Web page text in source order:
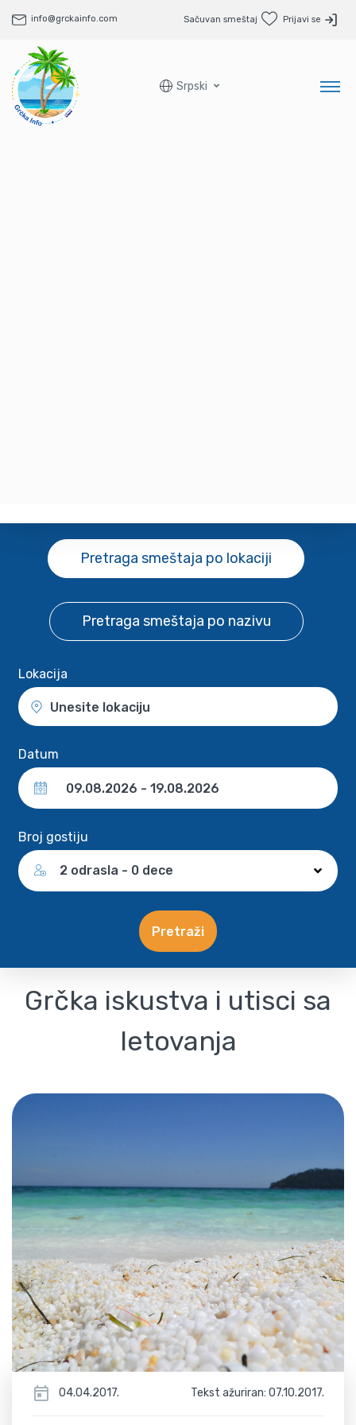
info@grckainfo.com Sačuvan smeštaj Prijavi se
Srpski
Pretraga smeštaja po lokaciji
Pretraga smeštaja po nazivu
Lokacija
Unesite lokaciju
Datum
Broj gostiju
2 odrasla - 0 dece
Pretraži
Grčka iskustva i utisci sa
letovanja
04.04.2017. Tekst ažuriran: 07.10.2017.